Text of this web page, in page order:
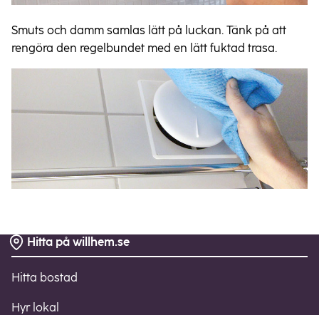
Smuts och damm samlas lätt på luckan. Tänk på att
rengöra den regelbundet med en lätt fuktad trasa.
Sidfot
Hitta på willhem.se
Hitta bostad
Hyr lokal